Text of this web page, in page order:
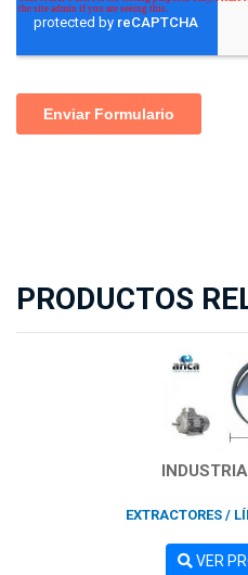
PRODUCTOS
EXTRACTORES /
VER